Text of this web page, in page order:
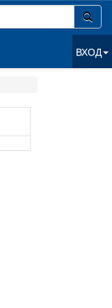
ВХОД